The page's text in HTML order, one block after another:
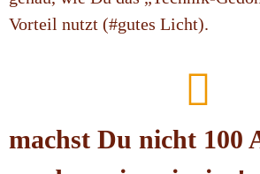
Vorteil nutzt (#gutes Licht).
machst Du nicht 100